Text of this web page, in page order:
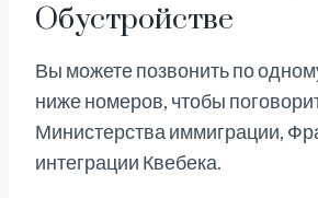
Обустройстве
Вы можете позвонить по
ниже номеров, чтобы
Министерства иммиграции,
интеграции Квебека.